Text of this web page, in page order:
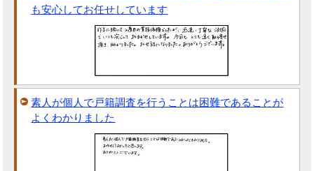
も安心してお任せしています
素人が個人で戸籍調査を行うことは困難であることが
よくわかりました